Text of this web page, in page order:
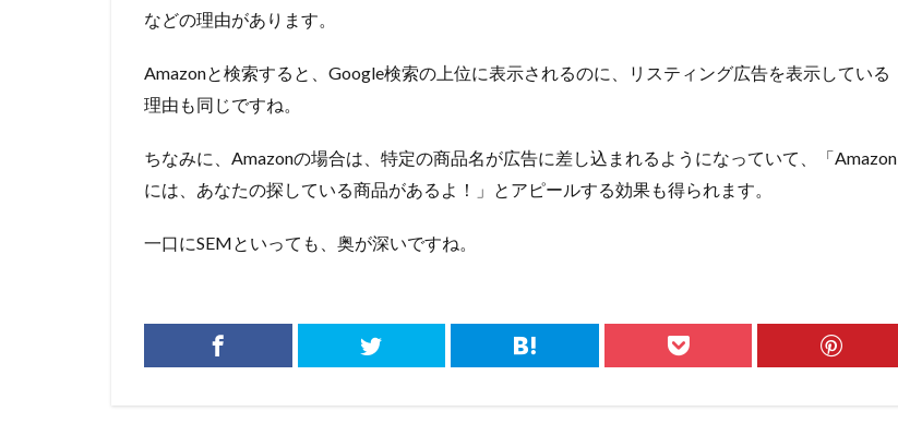
などの理由があります。
Amazonと検索すると、Google検索の上位に表示されるのに、リスティング広告を表示している
理由も同じですね。
ちなみに、Amazonの場合は、特定の商品名が広告に差し込まれるようになっていて、「Amazon
には、あなたの探している商品があるよ！」とアピールする効果も得られます。
一口にSEMといっても、奥が深いですね。